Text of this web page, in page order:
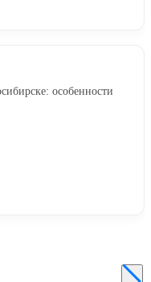
особенности